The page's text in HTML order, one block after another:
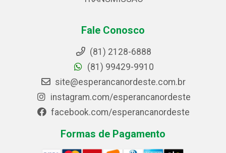
Fale Conosco
(81) 2128-6888
(81) 99429-9910
site@esperancanordeste.com.br
instagram.com/esperancanordeste
facebook.com/esperancanordeste
Formas de Pagamento